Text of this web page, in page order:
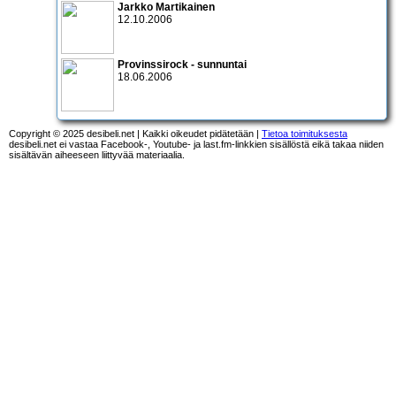
Jarkko Martikainen
12.10.2006
Provinssirock - sunnuntai
18.06.2006
Copyright © 2025 desibeli.net | Kaikki oikeudet pidätetään | Tietoa toimituksesta
desibeli.net ei vastaa Facebook-, Youtube- ja last.fm-linkkien sisällöstä eikä takaa niiden
sisältävän aiheeseen liittyvää materiaalia.